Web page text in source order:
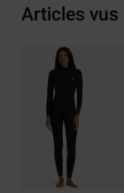
Articles